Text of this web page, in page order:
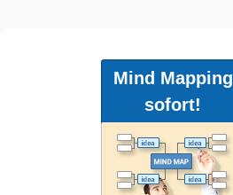
Mind Mapping
sofort!